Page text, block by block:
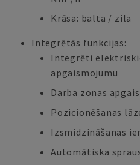
Krāsa: balta / zila
Integrētās funkcijas:
Integrēti
apgaismojumu
Darba zonas
Pozicionēšanas
Izsmidzināšanas
Automātiska